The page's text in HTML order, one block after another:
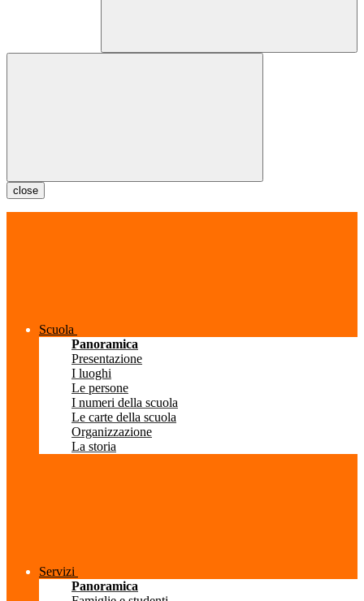
close
Scuola
Panoramica
Presentazione
I luoghi
Le persone
I numeri della scuola
Le carte della scuola
Organizzazione
La storia
Servizi
Panoramica